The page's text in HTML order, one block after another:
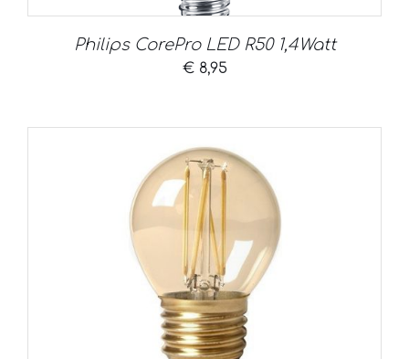
Philips CorePro LED R50 1,4Watt
€8,95